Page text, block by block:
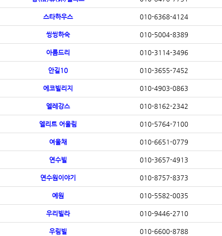
스타하우스 010-6368-4124
씽씽하숙 010-5004-8389
아름드리 010-3114-3496
안길10 010-3655-7452
에코빌리지 010-4903-0863
엘레강스 010-8162-2342
엘리트 어울림 010-5764-7100
여울채 010-6651-0779
연수빌 010-3657-4913
연수원이야기 010-8757-8373
예원 010-5582-0035
우리빌라 010-9446-2710
우림빌 010-6600-8788